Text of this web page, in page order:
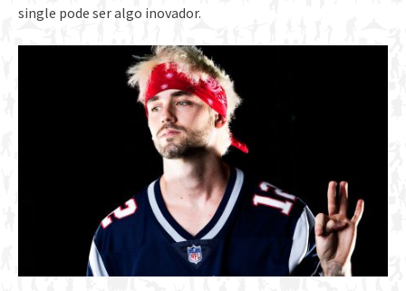
single pode ser algo inovador.